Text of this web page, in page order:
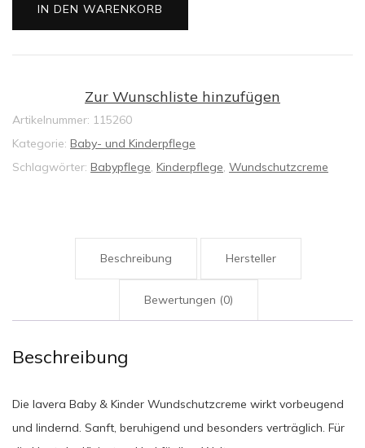
IN DEN WARENKORB
Zur Wunschliste hinzufügen
Artikelnummer: 115260
Kategorie: Baby- und Kinderpflege
Schlagwörter: Babypflege, Kinderpflege, Wundschutzcreme
Beschreibung Hersteller
Bewertungen (0)
Beschreibung
Die lavera Baby & Kinder Wundschutzcreme wirkt vorbeugend
und lindernd. Sanft, beruhigend und besonders verträglich. Für